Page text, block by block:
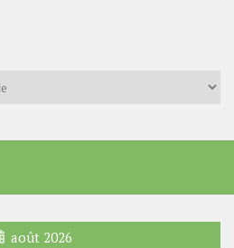
août 2026